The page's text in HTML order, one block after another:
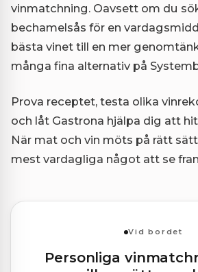
vinmatchning. Oavsett om du
bechamelsås för en
bästa vinet till en mer
många fina alternativ på
Prova receptet, testa olika
och låt Gastrona hjälpa dig att
När mat och vin möts på rätt
mest vardagliga något att se
Vid bordet
Personliga